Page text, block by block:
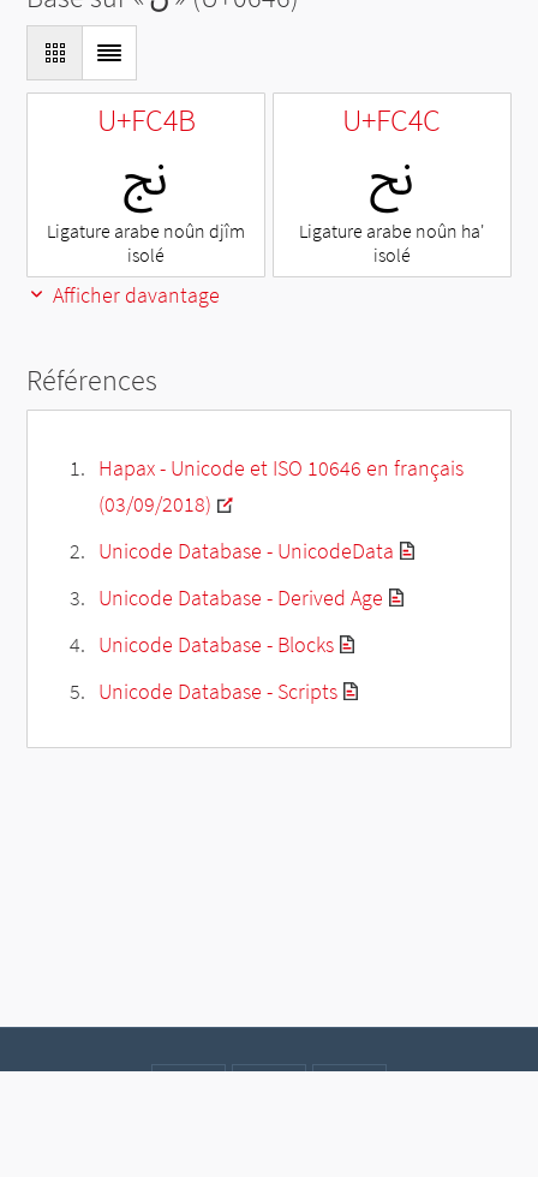
U+FC4B
ﱋ
Ligature arabe noûn djîm
isolé
U+FC4C
ﱌ
Ligature arabe noûn ha'
isolé
Afficher davantage
Références
Hapax - Unicode et ISO 10646 en français
(03/09/2018)
Unicode Database - UnicodeData
Unicode Database - Derived Age
Unicode Database - Blocks
Unicode Database - Scripts